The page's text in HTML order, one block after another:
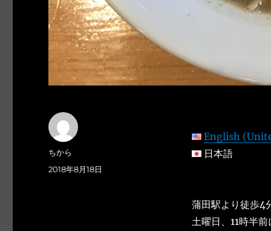
English
日本語
蒲田駅より徒歩4
土曜日、11時半
投
稿
ちから
投
2018年8月18日